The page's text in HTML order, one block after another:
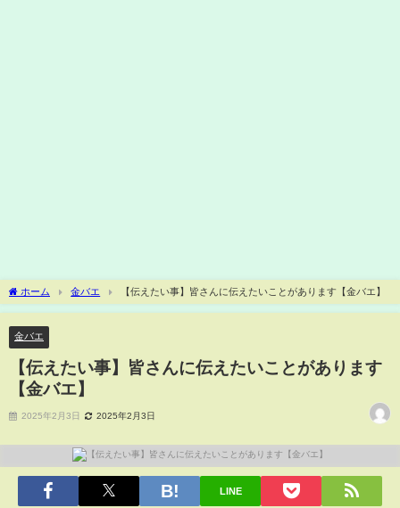
ホーム 金バエ 【伝えたい事】皆さんに伝えたいことがあります【金バエ】
金バエ
【伝えたい事】皆さんに伝えたいことがあります
【金バエ】
2025年2月3日 2025年2月3日
LINE